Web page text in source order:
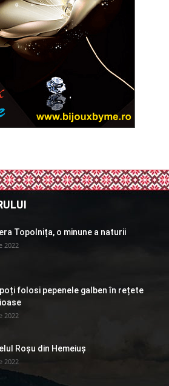
Topolnița, o minune a naturii
2022
poți folosi pepenele galben în rețete
2022
Roșu din Hemeiuș
2022